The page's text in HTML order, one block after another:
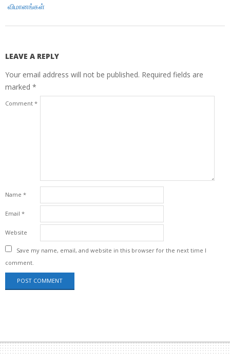
விமானங்கள்
LEAVE A REPLY
Your email address will not be published. Required fields are
marked *
Comment *
Name *
Email *
Website
Save my name, email, and website in this browser for the next time I
comment.